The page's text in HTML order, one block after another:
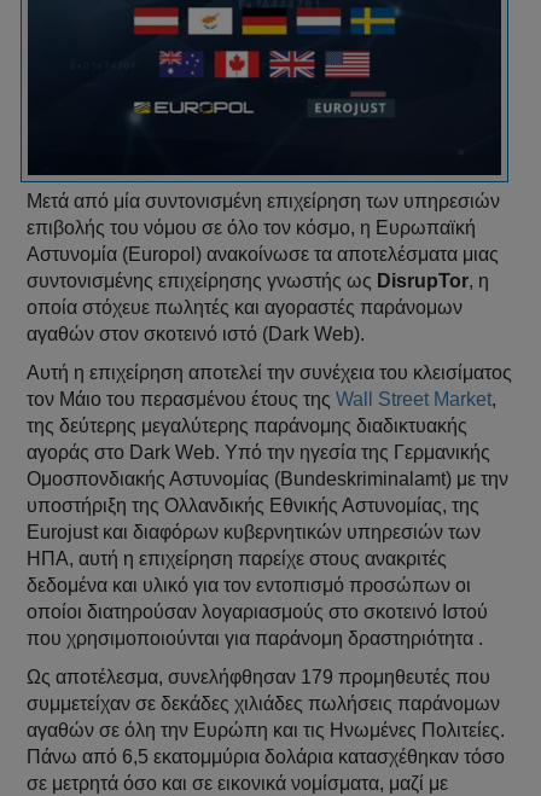
Μετά από μία συντονισμένη επιχείρηση των υπηρεσιών
επιβολής του νόμου σε όλο τον κόσμο, η Ευρωπαϊκή
Αστυνομία (Europol) ανακοίνωσε τα αποτελέσματα μιας
συντονισμένης επιχείρησης γνωστής ως DisrupTor, η
οποία στόχευε πωλητές και αγοραστές παράνομων
αγαθών στον σκοτεινό ιστό (Dark Web).
Αυτή η επιχείρηση αποτελεί την συνέχεια του κλεισίματος
τον Μάιο του περασμένου έτους τηςWall Street Market,
της δεύτερης μεγαλύτερης παράνομης διαδικτυακής
αγοράς στο Dark Web. Υπό την ηγεσία της Γερμανικής
Ομοσπονδιακής Αστυνομίας (Bundeskriminalamt) με την
υποστήριξη της Ολλανδικής Εθνικής Αστυνομίας, της
Eurojust και διαφόρων κυβερνητικών υπηρεσιών των
ΗΠΑ, αυτή η επιχείρηση παρείχε στους ανακριτές
δεδομένα και υλικό για τον εντοπισμό προσώπων οι
οποίοι διατηρούσαν λογαριασμούς στο σκοτεινό Ιστού
που χρησιμοποιούνται για παράνομη δραστηριότητα .
Ως αποτέλεσμα, συνελήφθησαν 179 προμηθευτές που
συμμετείχαν σε δεκάδες χιλιάδες πωλήσεις παράνομων
αγαθών σε όλη την Ευρώπη και τις Ηνωμένες Πολιτείες.
Πάνω από 6,5 εκατομμύρια δολάρια κατασχέθηκαν τόσο
σε μετρητά όσο και σε εικονικά νομίσματα, μαζί με